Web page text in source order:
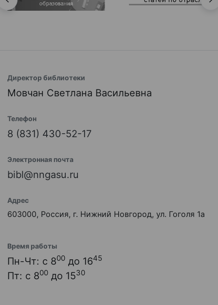
Директор библиотеки
Мовчан Светлана Васильевна
Телефон
8 (831) 430-52-17
Электронная почта
bibl@nngasu.ru
Адрес
603000, Россия, г. Нижний Новгород, ул. Гоголя 1а
Время работы
Пн-Чт: с 800 до 1645
Пт: с 800 до 1530